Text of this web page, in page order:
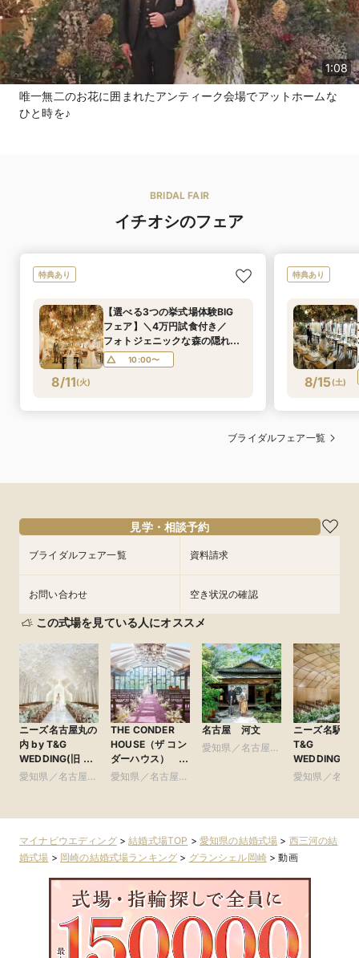
1:08
唯一無二のお花に囲まれたアンティーク会場でアットホームな
ひと時を♪
BRIDAL FAIR
イチオシのフェア
特典あり
8/11(火)
【選べる3つの挙式場体験BIG
フェア】＼4万円試食付き／
フォトジェニックな森の隠れ家
で特別なウエディング
10:00〜
特典あり
8/15(土)
ブライダルフェア一覧
見学・相談予約
ブライダルフェア一覧 資料請求
お問い合わせ 空き状況の確認
この式場を見ている人にオススメ
ニーズ名古屋丸の
内 by T&G
WEDDING(旧 ト
リフォーリア
愛知県／名古屋
THE CONDER
HOUSE（ザ コン
ダーハウス）
●Plan・Do・See
愛知県／名古屋
名古屋 河文
愛知県／名古屋
ニーズ名駅 by
T&G
WEDDING(旧
ンフィニート
愛知県／名古
マイナビウエディング>結婚式場TOP > 愛知県の結婚式場 > 西三河の結
婚式場 > 岡崎の結婚式場ランキング > グランシェル岡崎>動画